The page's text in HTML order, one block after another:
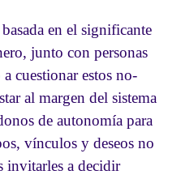
en el significante
junto con personas
cuestionar estos no-
al margen del sistema
de autonomía para
vínculos y deseos no
invitarles a decidir